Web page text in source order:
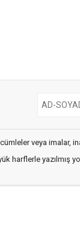
veya imalar,
harflerle yazılmış